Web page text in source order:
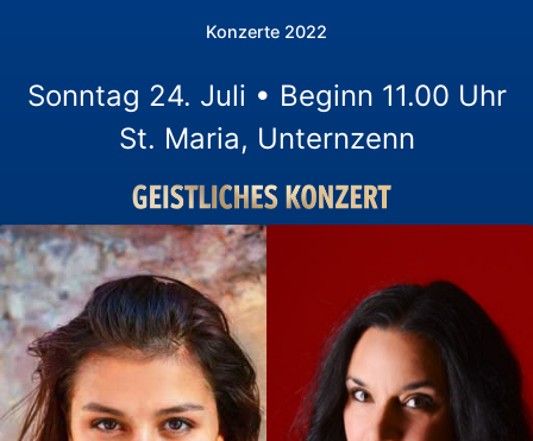
Konzerte 2022
Sonntag 24. Juli • Beginn 11.00 Uhr
St. Maria, Unternzenn